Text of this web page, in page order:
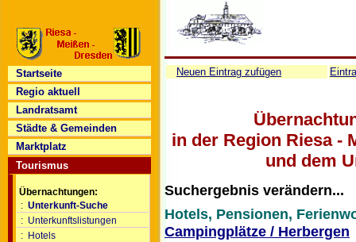
Startseite
Regio aktuell
Landratsamt
Städte & Gemeinden
Marktplatz
Tourismus
Übernachtungen:
: Unterkunft-Suche
: Unterkunftslistungen
: Hotels
Neuen Eintrag zufügen
in der Region Riesa -
und dem
Suchergebnis verändern...
Hotels, Pensionen,
Campingplätze / Herbergen